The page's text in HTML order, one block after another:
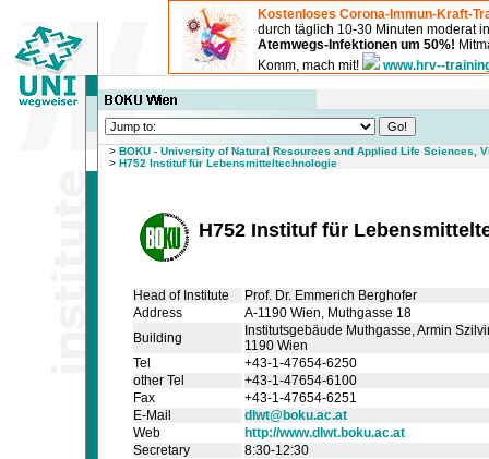
Kostenloses Corona-Immun-Kraft-
durch täglich 10-30 Minuten moderat
Atemwegs-Infektionen um 50%!
Komm, mach mit!
www.hrv--
> BOKU - University of Natural Resources and Applied Life Sciences,
> H752 Instituf für Lebensmitteltechnologie
H752 Instituf für
Head of Institute
Prof. Dr. Emmerich Berghofer
Address
A-1190 Wien, Muthgasse 18
Building
Institutsgebäude Muthgasse, Armin
1190 Wien
Tel
+43-1-47654-6250
other Tel
+43-1-47654-6100
Fax
+43-1-47654-6251
E-Mail
dlwt@boku.ac.at
Web
http://www.dlwt.boku.ac.at
Secretary
8:30-12:30